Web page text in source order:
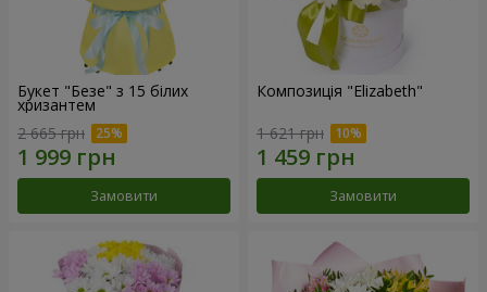
Букет "Безе" з 15 білих
хризантем
2 665 грн
Замовити
Композиція "Elizabeth"
1 621 грн
Замовити